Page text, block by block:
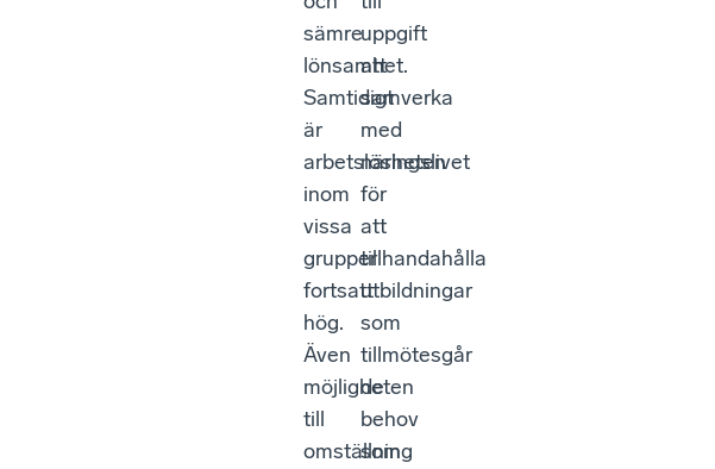
sämre
lönsamhet.
Samtidigt
är
arbetslösheten
inom
vissa
grupper
fortsatt
hög.
Även
möjligheten
till
omställning
uppgift
att
samverka
med
näringslivet
för
att
tillhandahålla
utbildningar
som
tillmötesgår
de
behov
som